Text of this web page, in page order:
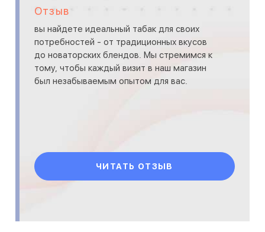
Отзыв
вы найдете идеальный табак для своих
потребностей - от традиционных вкусов
до новаторских блендов. Мы стремимся к
тому, чтобы каждый визит в наш магазин
был незабываемым опытом для вас.
ЧИТАТЬ ОТЗЫВ